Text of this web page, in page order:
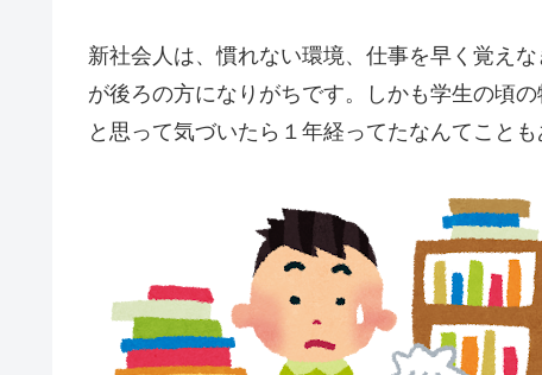
新社会人は、慣れない環境、仕事を早く覚え
が後ろの方になりがちです。しかも学生の頃
と思って気づいたら１年経ってたなんてことも